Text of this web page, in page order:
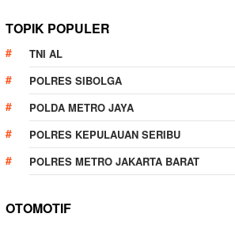
TOPIK POPULER
TNI AL
POLRES SIBOLGA
POLDA METRO JAYA
POLRES KEPULAUAN SERIBU
POLRES METRO JAKARTA BARAT
OTOMOTIF